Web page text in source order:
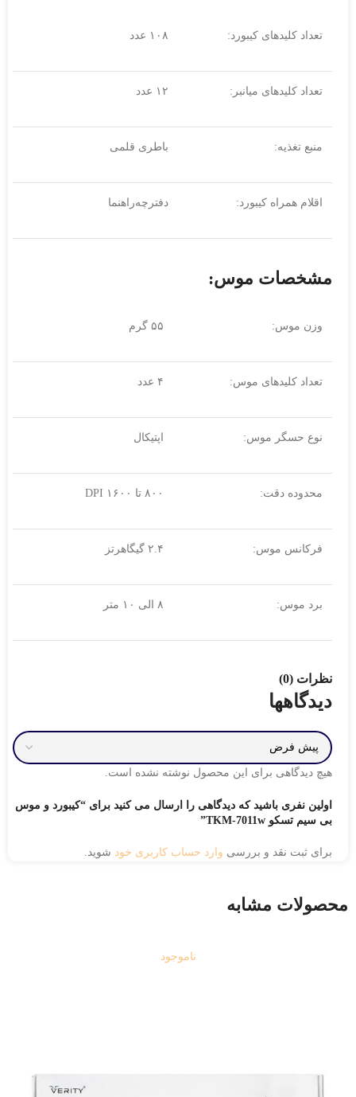
تعداد کلیدهای کیبورد: ۱۰۸ عدد
تعداد کلیدهای میانبر: ۱۲ عدد
منبع تغذیه: باطری قلمی
اقلام همراه کیبورد: دفترچه‌راهنما
مشخصات موس:
وزن موس: ۵۵ گرم
تعداد کلیدهای موس: ۴ عدد
نوع حسگر موس: اپتیکال
محدوده دقت: ۸۰۰ تا ۱۶۰۰ DPI
فرکانس موس: ۲.۴ گیگاهرتز
برد موس: ۸ الی ۱۰ متر
نظرات (0)
دیدگاهها
هیچ دیدگاهی برای این محصول نوشته نشده است.
اولین نفری باشید که دیدگاهی را ارسال می کنید برای “کیبورد و موس
بی سیم تسکو TKM-7011w”
برای ثبت نقد و بررسی وارد حساب کاربری خود شوید.
محصولات مشابه
ناموجود